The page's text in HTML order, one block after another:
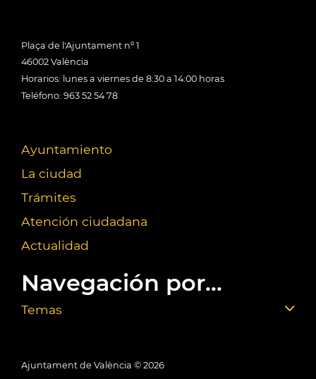
Plaça de l'Ajuntament nº 1
46002 València
Horarios: lunes a viernes de 8:30 a 14:00 horas
Teléfono: 963 52 54 78
Ayuntamiento
La ciudad
Trámites
Atención ciudadana
Actualidad
Navegación por...
Temas
Ajuntament de València © 2026